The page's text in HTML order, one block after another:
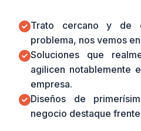
Trato cercano y de
problema, nos vemos
Soluciones que
agilicen notablemente
empresa.
Diseños de
negocio destaque